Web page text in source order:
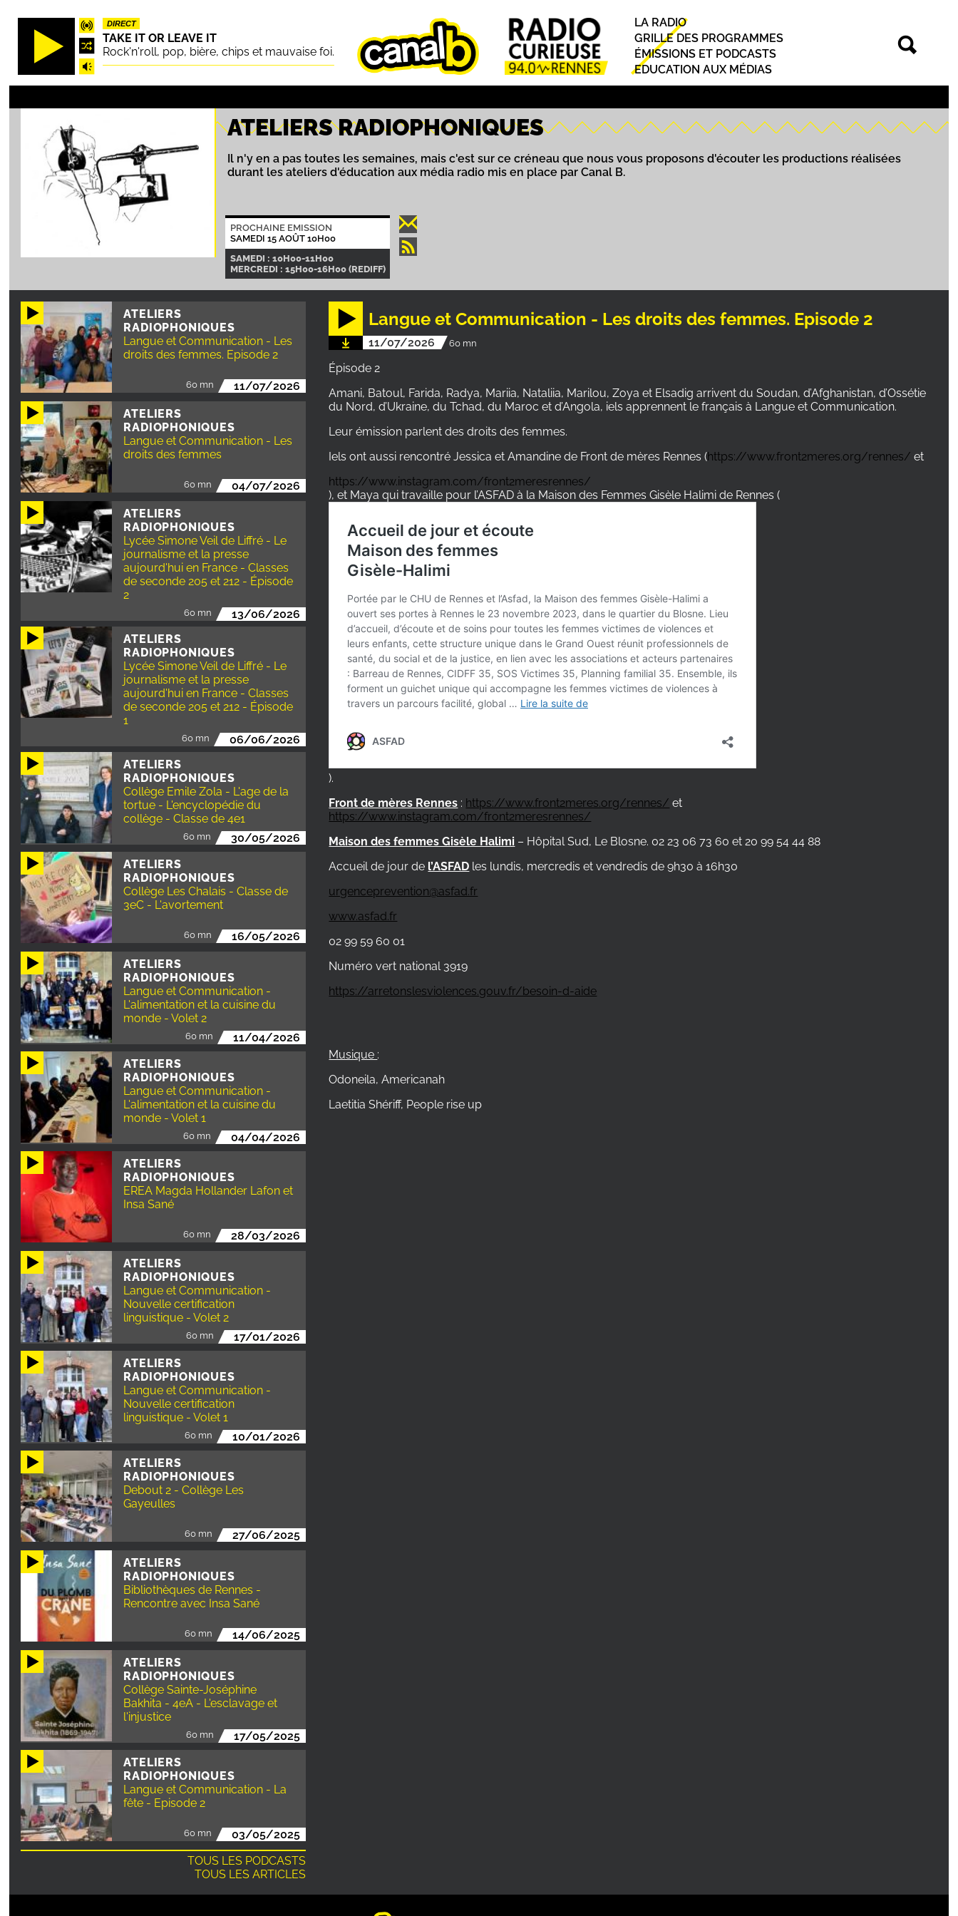
Aller
principal
DIRECT
TAKE IT OR LEAVE IT
Rock'n'roll, pop, bière, chips et mauvaise foi.
Principal
LA RADIO
GRILLE DES PROGRAMMES
ÉMISSIONS ET PODCASTS
EDUCATION AUX MÉDIAS
ATELIERS RADIOPHONIQUES
Il n'y en a pas toutes les semaines, mais c'est sur ce créneau que nous vous proposons d'écouter les productions réalisées
durant les ateliers d'éducation aux média radio mis en place par Canal B.
PROCHAINE EMISSION
SAMEDI 15 AOÛT 10H00
SAMEDI : 10H00-11H00
MERCREDI : 15H00-16H00 (REDIFF)
ATELIERS
RADIOPHONIQUES
Langue et Communication - Les
droits des femmes. Episode 2
60 mn 11/07/2026
ATELIERS
RADIOPHONIQUES
Langue et Communication - Les
droits des femmes
60 mn 04/07/2026
ATELIERS
RADIOPHONIQUES
Lycée Simone Veil de Liffré - Le
journalisme et la presse
aujourd'hui en France - Classes
de seconde 205 et 212 - Épisode
2
60 mn
13/06/2026
ATELIERS
RADIOPHONIQUES
Lycée Simone Veil de Liffré - Le
journalisme et la presse
aujourd'hui en France - Classes
de seconde 205 et 212 - Épisode
1
60 mn
06/06/2026
ATELIERS
RADIOPHONIQUES
Collège Emile Zola - L'age de la
tortue - L'encyclopédie du
collège - Classe de 4e1
60 mn
30/05/2026
ATELIERS
RADIOPHONIQUES
Collège Les Chalais - Classe de
3eC - L'avortement
60 mn 16/05/2026
ATELIERS
RADIOPHONIQUES
Langue et Communication -
L'alimentation et la cuisine du
monde - Volet 2
60 mn
11/04/2026
ATELIERS
RADIOPHONIQUES
Langue et Communication -
L'alimentation et la cuisine du
monde - Volet 1
60 mn
04/04/2026
ATELIERS
RADIOPHONIQUES
EREA Magda Hollander Lafon et
Insa Sané
60 mn 28/03/2026
ATELIERS
RADIOPHONIQUES
Langue et Communication -
Nouvelle certification
linguistique - Volet 2
60 mn
17/01/2026
ATELIERS
RADIOPHONIQUES
Langue et Communication -
Nouvelle certification
linguistique - Volet 1
60 mn
10/01/2026
ATELIERS
RADIOPHONIQUES
Debout 2 - Collège Les
Gayeulles
60 mn 27/06/2025
ATELIERS
RADIOPHONIQUES
Bibliothèques de Rennes -
Rencontre avec Insa Sané
60 mn 14/06/2025
ATELIERS
RADIOPHONIQUES
Collège Sainte-Joséphine
Bakhita - 4eA - L'esclavage et
l'injustice
60 mn
17/05/2025
ATELIERS
RADIOPHONIQUES
Langue et Communication - La
fête - Episode 2
60 mn
03/05/2025
TOUS LES PODCASTS
TOUS LES ARTICLES
Langue et Communication - Les droits des femmes. Episode 2
11/07/2026 60 mn
Épisode 2
Amani, Batoul, Farida, Radya, Mariia, Nataliia, Marilou, Zoya et Elsadig arrivent du Soudan, d’Afghanistan, d’Ossétie
du Nord, d’Ukraine, du Tchad, du Maroc et d’Angola, iels apprennent le français à Langue et Communication.
Leur émission parlent des droits des femmes.
Iels ont aussi rencontré Jessica et Amandine de Front de mères Rennes (https://www.front2meres.org/rennes/ et
https://www.instagram.com/front2meresrennes/
), et Maya qui travaille pour l’ASFAD à la Maison des Femmes Gisèle Halimi de Rennes (
).
Front de mères Rennes : https://www.front2meres.org/rennes/ et
https://www.instagram.com/front2meresrennes/
Maison des femmes Gisèle Halimi – Hôpital Sud, Le Blosne. 02 23 06 73 60 et 20 99 54 44 88
Accueil de jour de l’ASFAD les lundis, mercredis et vendredis de 9h30 à 16h30
urgenceprevention@asfad.fr
www.asfad.fr
02 99 59 60 01
Numéro vert national 3919
https://arretonslesviolences.gouv.fr/besoin-d-aide
Musique :
Odoneila, Americanah
Laetitia Shériff, People rise up